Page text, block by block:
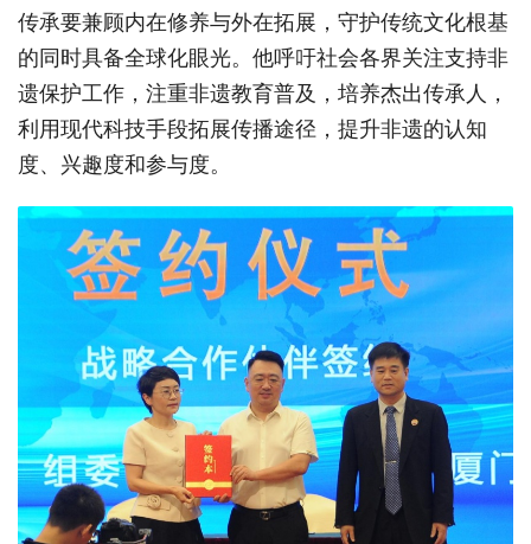
传承要兼顾内在修养与外在拓展，守护传统文化根基
的同时具备全球化眼光。他呼吁社会各界关注支持非
遗保护工作，注重非遗教育普及，培养杰出传承人，
利用现代科技手段拓展传播途径，提升非遗的认知
度、兴趣度和参与度。